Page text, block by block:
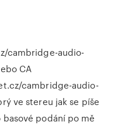
cambridge-audio-
CA
cambridge-audio-
ve stereu jak se píše
podání po mě